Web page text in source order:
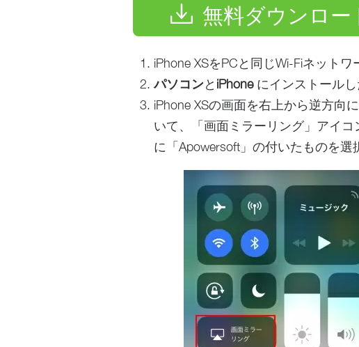
無料ダウンロー
iPhone XSをPCと同じWi-Fiネットワ
パソコンと iPhoneにインストールし
iPhone XSの画面を右上から逆方向
いて、「画面ミラーリング」アイ
に「Apowersoft」の付いたものを選